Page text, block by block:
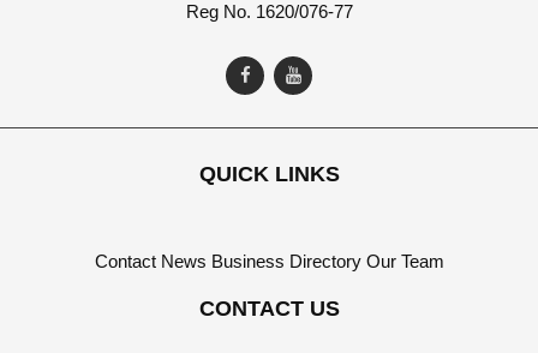
Reg No. 1620/076-77
QUICK LINKS
Contact News Business Directory Our Team
CONTACT US